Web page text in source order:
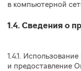
в компьютерной
1.4. Сведения о
1.4.1.
и предоставление